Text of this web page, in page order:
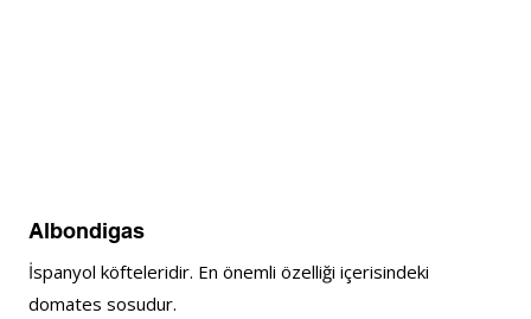
Albondigas
İspanyol köfteleridir. En önemli özelliği içerisindeki
domates sosudur.